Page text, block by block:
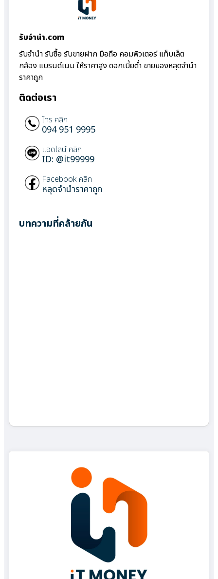
รับจํานํา.com
รับจำนำ รับซื้อ รับขายฝาก มือถือ คอมพิวเตอร์ แท็บเล็ต
กล้อง แบรนด์เนม ให้ราคาสูง ดอกเบี้ยต่ำ ขายของหลุดจำนำ
ราคาถูก
ติดต่อเรา
โทร คลิก
094 951 9995
แอดไลน์ คลิก
ID: @it99999
Facebook คลิก
หลุดจำนำราคาถูก
บทความที่คล้ายกัน